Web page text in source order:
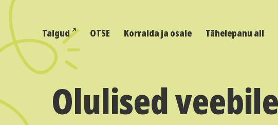
Talgud OTSE Korralda ja osale Tähelepanu all
Olulised